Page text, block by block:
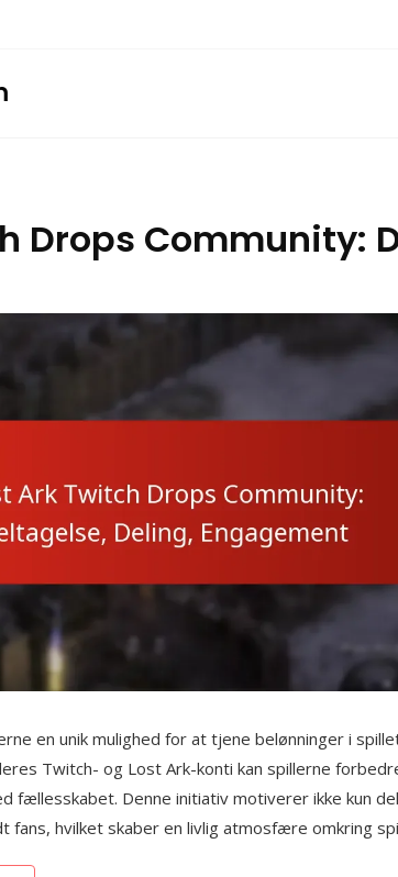
Drops Community:
en unik mulighed for at tjene belønninger i
Twitch- og Lost Ark-konti kan spillerne
fællesskabet. Denne initiativ motiverer ikke kun
fans, hvilket skaber en livlig atmosfære omkring